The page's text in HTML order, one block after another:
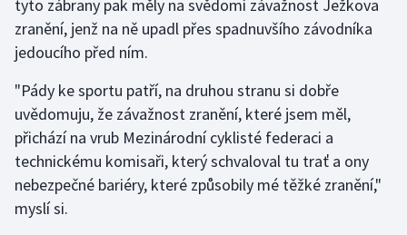
tyto zábrany pak měly na svědomí závažnost Ježkova
zranění, jenž na ně upadl přes spadnuvšího závodníka
jedoucího před ním.
"Pády ke sportu patří, na druhou stranu si dobře
uvědomuju, že závažnost zranění, které jsem měl,
přichází na vrub Mezinárodní cyklisté federaci a
technickému komisaři, který schvaloval tu trať a ony
nebezpečné bariéry, které způsobily mé těžké zranění,"
myslí si.